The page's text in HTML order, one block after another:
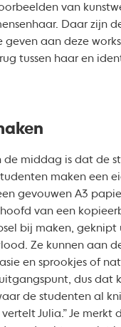
van
Daar zijn
geven aan deze
tussen haar en
de middag is dat de
maken een
gevouwen A3
van een
bij maken,
Ze kunnen aan
en sprookjes of
dus dat
de studenten al
vertelt Julia.” Je